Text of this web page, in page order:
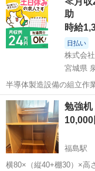
パーティション助
時給
日払い
株式会
宮城県
半導体製造設備の組立作
中中！社会保険完備！送
備！作業着無償貸与◎食堂
場のお仕事 ◇半導体製造
宮城 泉中央駅 そ
勉強
10,000
福島駅
横80×（縦40+棚30）×高さ74 正確では無いんですけどこんな